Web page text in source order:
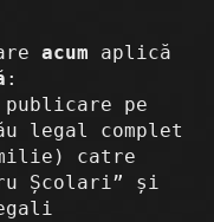
acum aplică
:
pe
legal complet
catre
Școlari” și